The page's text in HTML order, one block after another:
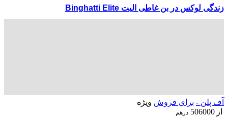
زندگی لوکس در بن غاطی الیت Binghatti Elite
آف پلن - برای فروش ویژه
از 506000 درهم